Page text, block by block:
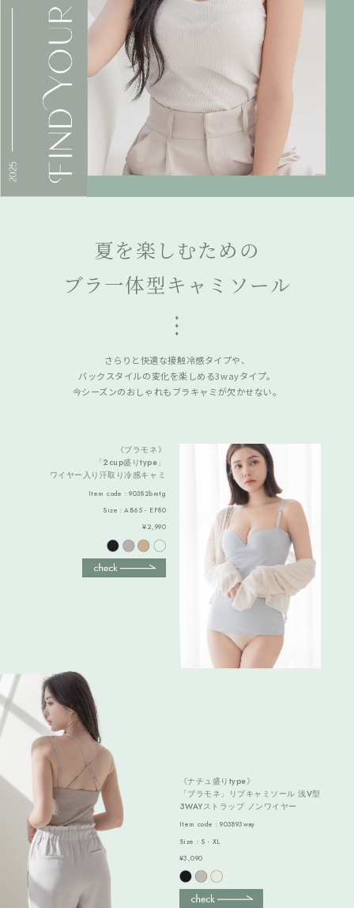
夏を楽しむための
ブラ一体型キャミソール
さらりと快適な接触冷感タイプや、
バックスタイルの変化を楽しめる3wayタイプ。
今シーズンのおしゃれもブラキャミが欠かせない。
《ブラモネ》
「2cup盛りtype」
ワイヤー入り汗取り冷感キャミ
Item code：90382bmtg
Size：AB65 - EF80
¥2,990
《ナチュ盛りtype》
「ブラモネ」リブキャミソール 浅V型
3WAYストラップ ノンワイヤー
Item code：903893way
Size：S - XL
¥3,090